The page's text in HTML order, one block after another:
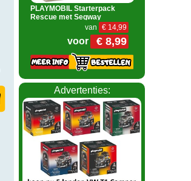
PLAYMOBIL Starterpack
Rescue met Segway
€ 14,99
van
€ 8,99
voor
Advertenties: